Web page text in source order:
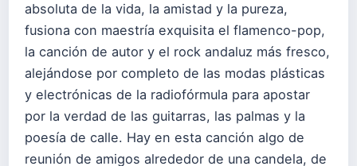
absoluta de la vida, la amistad y la pureza,
fusiona con maestría exquisita el flamenco-pop,
la canción de autor y el rock andaluz más fresco,
alejándose por completo de las modas plásticas
y electrónicas de la radiofórmula para apostar
por la verdad de las guitarras, las palmas y la
poesía de calle. Hay en esta canción algo de
reunión de amigos alrededor de una candela, de